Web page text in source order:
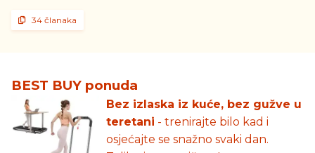
34 članaka
BEST BUY ponuda
Bez izlaska iz kuće, bez gužve u
teretani - trenirajte bilo kad i
osjećajte se snažno svaki dan.